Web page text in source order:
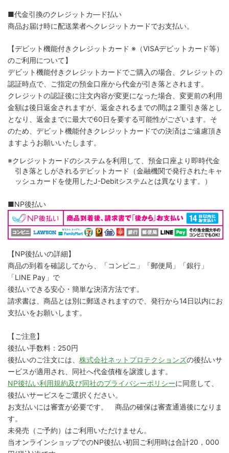
■代金引換のクレジットカ―ド払い
商品お届け時に配送業者へクレジットカードでお支払い。
【デビット機能付きクレジットカード ※（VISAデビットカード等）
のご利用について】
デビット機能付きクレジットカードでご購入の場合、クレジットの
認証時点で、ご指定の預金口座から代金が引き落とされます。
クレジットの認証後に注文内容が変更になった場合、変更前の利用
金額は後日返金されますが、返金されるまでの間は２重引き落とし
となり、返金までに最大で60日を要する可能性がございます。そ
のため、デビット機能付きクレジットカードでの決済はご遠慮頂き
ますようお願いいたします。
※クレジットカードのシステムを利用して、預金口座より即時代金
引き落としがされるデビットカード（金融機関で発行されたキャ
ッシュカードを使用したJ-Debitシステムとは異なります。）
■NP後払い
【NP後払いの詳細】
商品の到着を確認してから、「コンビニ」「郵便局」「銀行」
「LINE Pay」で
後払いできる安心・簡単な決済方法です。
請求書は、商品とは別に郵送されますので、発行から14日以内にお
支払いをお願いします。
【ご注意】
後払い手数料：250円
後払いのご注文には、 株式会社ネットプロテクションズの後払いサ
ービスが適用され、同社へ代金債権を譲渡します。
NP後払い利用規約及び同社のプライバシーポリシーに同意して、
後払いサービスをご選択ください。
お支払いには審査が必要です。 商品の確保は審査通過後になりま
す。
未発売（ご予約）はご利用いただけません。
当オンラインショップでのNP後払い初回ご利用時は合計20，000